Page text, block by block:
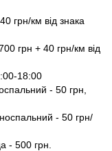
грн/км від знака
грн + 40 грн/км від
18:00
- 50 грн,
- 50 грн/
- 500 грн.